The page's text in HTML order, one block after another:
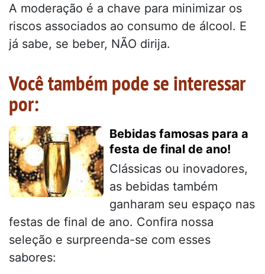
A moderação é a chave para minimizar os
riscos associados ao consumo de álcool. E
já sabe, se beber, NÃO dirija.
Você também pode se interessar
por:
Bebidas famosas para a
festa de final de ano!
Clássicas ou inovadores,
as bebidas também
ganharam seu espaço nas
festas de final de ano. Confira nossa
seleção e surpreenda-se com esses
sabores: